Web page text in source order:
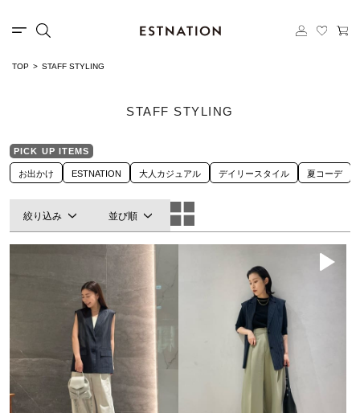
TOP STAFF STYLING
STAFF STYLING
PICK UP ITEMS
お出かけ ESTNATION 大人カジュアル デイリースタイル 夏コーデ
絞り込み 並び順